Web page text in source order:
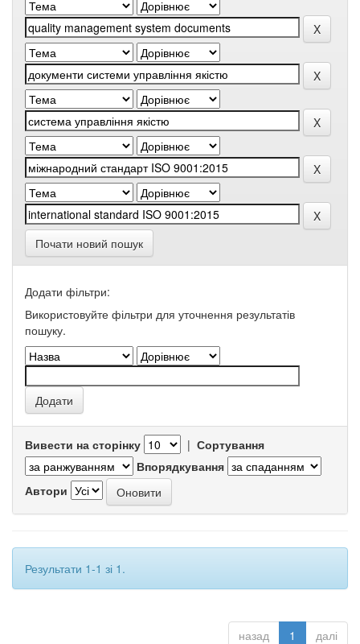
Почати новий пошук
Додати фільтри:
Використовуйте фільтри для уточнення результатів
пошуку.
Вивести на сторінку | Сортування
Впорядкування
Автори
Результати 1-1 зі 1.
назад 1 далі